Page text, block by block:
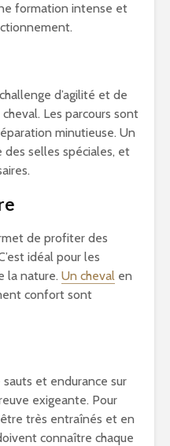
formation intense et
d’agilité et de
Les parcours sont
minutieuse. Un
selles spéciales, et
de profiter des
idéal pour les
la nature. Un cheval en
confort sont
et endurance sur
exigeante. Pour
très entraînés et en
connaître chaque